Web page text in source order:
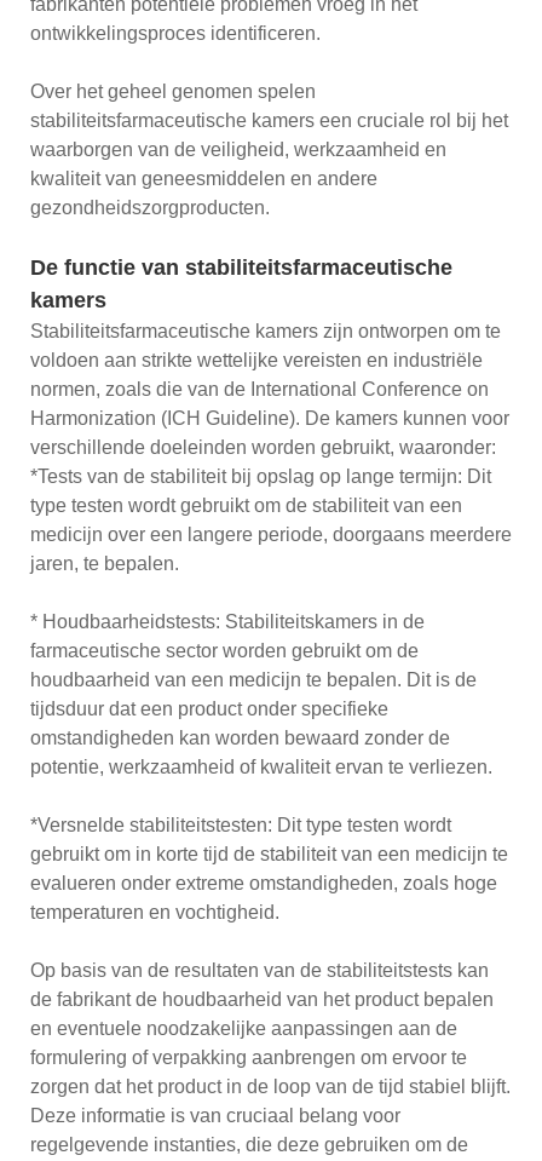
ontwikkelingsproces identificeren.
Over het geheel genomen spelen
stabiliteitsfarmaceutische kamers een cruciale rol bij het
waarborgen van de veiligheid, werkzaamheid en
kwaliteit van geneesmiddelen en andere
gezondheidszorgproducten.
De functie van stabiliteitsfarmaceutische
kamers
Stabiliteitsfarmaceutische kamers zijn ontworpen om te
voldoen aan strikte wettelijke vereisten en industriële
normen, zoals die van de International Conference on
Harmonization (ICH Guideline). De kamers kunnen voor
verschillende doeleinden worden gebruikt, waaronder:
*Tests van de stabiliteit bij opslag op lange termijn: Dit
type testen wordt gebruikt om de stabiliteit van een
medicijn over een langere periode, doorgaans meerdere
jaren, te bepalen.
* Houdbaarheidstests: Stabiliteitskamers in de
farmaceutische sector worden gebruikt om de
houdbaarheid van een medicijn te bepalen. Dit is de
tijdsduur dat een product onder specifieke
omstandigheden kan worden bewaard zonder de
potentie, werkzaamheid of kwaliteit ervan te verliezen.
*Versnelde stabiliteitstesten: Dit type testen wordt
gebruikt om in korte tijd de stabiliteit van een medicijn te
evalueren onder extreme omstandigheden, zoals hoge
temperaturen en vochtigheid.
Op basis van de resultaten van de stabiliteitstests kan
de fabrikant de houdbaarheid van het product bepalen
en eventuele noodzakelijke aanpassingen aan de
formulering of verpakking aanbrengen om ervoor te
zorgen dat het product in de loop van de tijd stabiel blijft.
Deze informatie is van cruciaal belang voor
regelgevende instanties, die deze gebruiken om de